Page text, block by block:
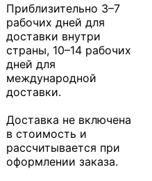
Приблизительно 3–7
рабочих дней для
доставки внутри
страны, 10–14 рабочих
дней для
международной
доставки.
Доставка не включена
в стоимость и
рассчитывается при
оформлении заказа.